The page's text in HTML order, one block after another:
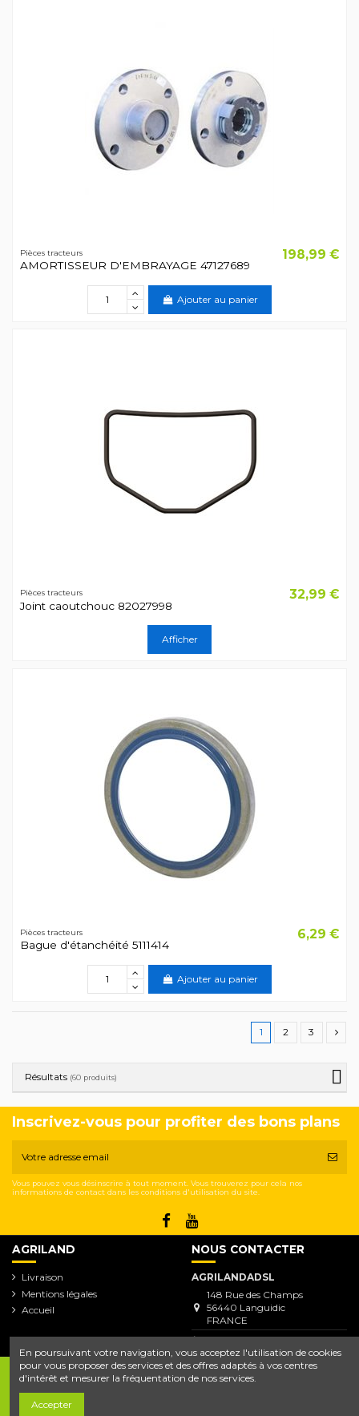
Pièces tracteurs
AMORTISSEUR D'EMBRAYAGE 47127689
198,99 €
Ajouter au panier
Pièces tracteurs
Joint caoutchouc 82027998
32,99 €
Afficher
Pièces tracteurs
Bague d'étanchéité 5111414
6,29 €
Ajouter au panier
1 2 3
Résultats (60 produits)
Inscrivez-vous pour profiter des bons plans
Vous pouvez vous désinscrire à tout moment. Vous trouverez pour cela nos
informations de contact dans les conditions d'utilisation du site.
AGRILAND
Livraison
Mentions légales
Accueil
NOUS CONTACTER
AGRILANDADSL
148 Rue des Champs
56440 Languidic
FRANCE
02.97.65.40.00
En poursuivant votre navigation, vous acceptez l'utilisation de cookies
pour vous proposer des services et des offres adaptés à vos centres
d'intérêt et mesurer la fréquentation de nos services.
Accepter